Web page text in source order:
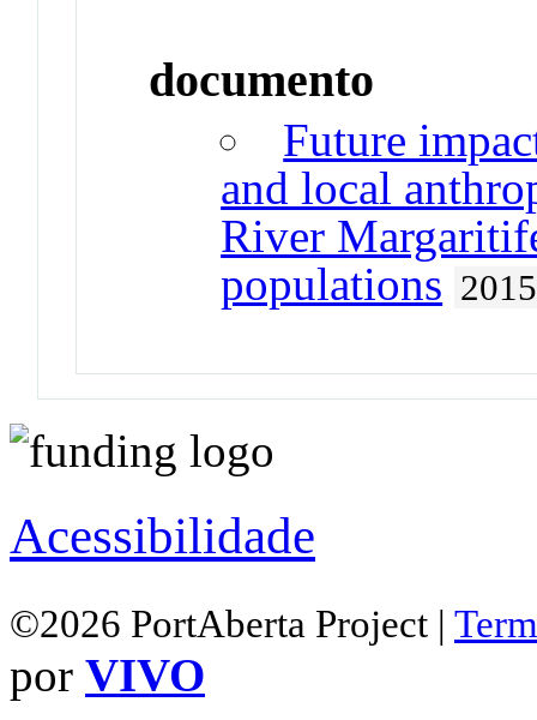
documento
Future
and local
River
populations 2015
Acessibilidade
©2026 PortAberta Project |
por VIVO